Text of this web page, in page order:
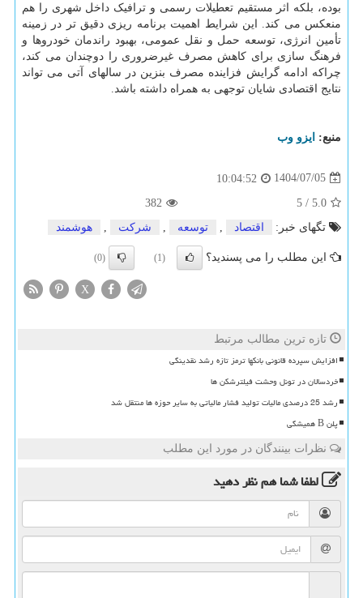
بوده، بلکه اثر مستقیم تعطیلات رسمی و ترافیک داخل شهری را هم
منعکس می کند. این شرایط اهمیت برنامه ریزی دقیق تر در زمینه
تأمین انرژی، توسعه حمل و نقل عمومی، بهبود راندمان خودروها و
فرهنگ سازی برای کاهش مصرف غیرضروری را دوچندان می کند،
چراکه ادامه گرایش فزاینده مصرف بنزین در سالهای آتی می تواند
نتایج اقتصادی شایان توجهی به همراه داشته باشد.
منبع: ایزو وب
1404/07/05
10:04:52
5.0
/
5
382
تگهای خبر:
اقتصاد توسعه شركت هوشمند
این مطلب را می پسندید؟ (1)
(0)
X
تازه ترین مطالب مرتبط
افزایش سپرده قانونی بانکها ترمز تازه رشد نقدینگی
خردسالان در تونل وحشت فیلترشکن ها
رشد 25 درصدی مالیات تولید فشار مالیاتی به سایر حوزه ها منتقل شد
پلن B همیشگی
نظرات بینندگان در مورد این مطلب
لطفا شما همنظر دهید